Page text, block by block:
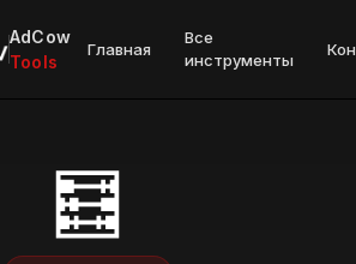
AdCow
Tools
Главная
Все
инструменты
🧮